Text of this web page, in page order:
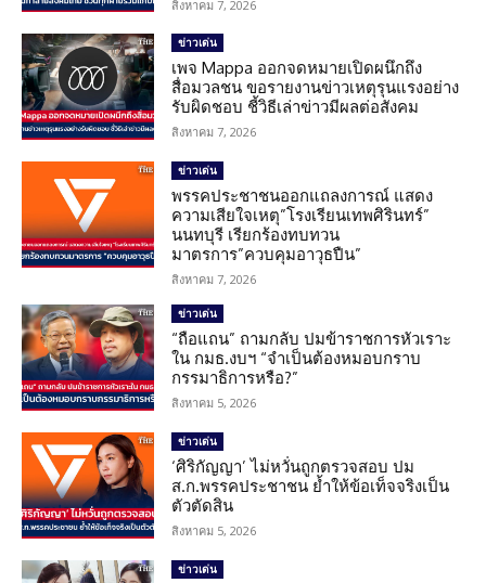
สิงหาคม 7, 2026
ข่าวเด่น
เพจ Mappa ออกจดหมายเปิดผนึกถึง
สื่อมวลชน ขอรายงานข่าวเหตุรุนแรงอย่าง
รับผิดชอบ ชี้วิธีเล่าข่าวมีผลต่อสังคม
สิงหาคม 7, 2026
ข่าวเด่น
พรรคประชาชนออกแถลงการณ์ แสดง
ความเสียใจเหตุ”โรงเรียนเทพศิรินทร์”
นนทบุรี เรียกร้องทบทวน
มาตรการ”ควบคุมอาวุธปืน”
สิงหาคม 7, 2026
ข่าวเด่น
“ถือแถน” ถามกลับ ปมข้าราชการหัวเราะ
ใน กมธ.งบฯ “จำเป็นต้องหมอบกราบ
กรรมาธิการหรือ?”
สิงหาคม 5, 2026
ข่าวเด่น
‘ศิริกัญญา’ ไม่หวั่นถูกตรวจสอบ ปม
ส.ก.พรรคประชาชน ย้ำให้ข้อเท็จจริงเป็น
ตัวตัดสิน
สิงหาคม 5, 2026
ข่าวเด่น